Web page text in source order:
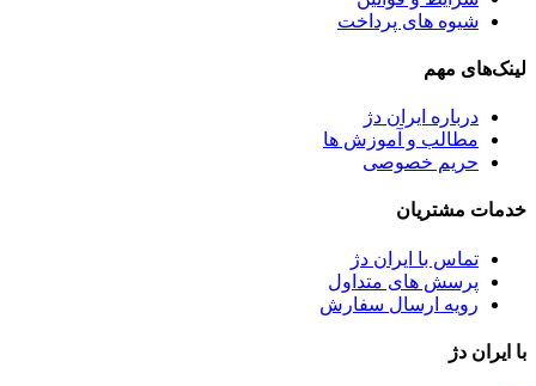
شیوه های پرداخت
لینک‌های مهم
درباره ایران دژ
مطالب و آموزش ها
حریم خصوصی
خدمات مشتریان
تماس با ایران دژ
پرسش های متداول
رویه ارسال سفارش
با ایران دژ